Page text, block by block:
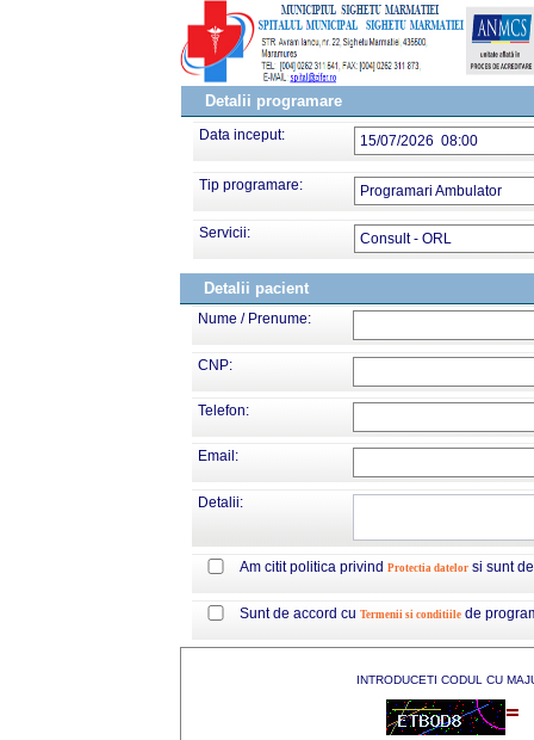
Detalii programare
Data inceput: 15/07/2026 08:00
Tip programare: Programari Ambulator
Servicii: Consult - ORL
Detalii pacient
Nume / Prenume:
CNP:
Telefon:
Email:
Detalii:
Am citit politica privind Protectia datelor si sunt
Sunt de accord cu Termenii si conditiile de
INTRODUCETI CODUL CU
=